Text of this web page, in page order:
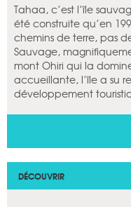
Tahaa, c’est l’île
été construite qu’en
chemins de terre, pas
Sauvage,
mont Ohiri qui la
accueillante, l’île a su
développement
DÉCOUVRIR